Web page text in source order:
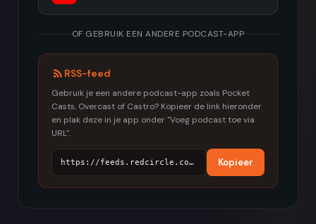
OF GEBRUIK EEN ANDERE PODCAST-APP
RSS-feed
Gebruik je een andere podcast-app zoals Pocket
Casts, Overcast of Castro? Kopieer de link hieronder
en plak deze in je app onder "Voeg podcast toe via
URL".
https://feeds.redcircle.com/e34e6354-505d-4db4-8d02-3e4cc033e174 Kopieer